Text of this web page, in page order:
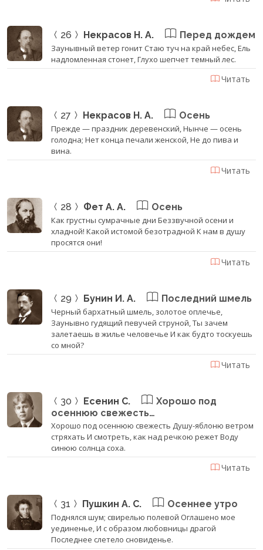
26 Некрасов Н. А. Перед дождем
Заунывный ветер гонит Стаю туч на край небес, Ель
надломленная стонет, Глухо шепчет темный лес.
Читать
27 Некрасов Н. А. Осень
Прежде — праздник деревенский, Нынче — осень
голодна; Нет конца печали женской, Не до пива и
вина.
Читать
28 Фет А. А. Осень
Как грустны сумрачные дни Беззвучной осени и
хладной! Какой истомой безотрадной К нам в душу
просятся они!
Читать
29 Бунин И. А. Последний шмель
Черный бархатный шмель, золотое оплечье,
Заунывно гудящий певучей струной, Ты зачем
залетаешь в жилье человечье И как будто тоскуешь
со мной?
Читать
30 Есенин С.
Хорошо под
осеннюю свежесть…
Хорошо под осеннюю свежесть Душу-яблоню ветром
стряхать И смотреть, как над речкою режет Воду
синюю солнца соха.
Читать
31 Пушкин А. С. Осеннее утро
Поднялся шум; свирелью полевой Оглашено мое
уединенье, И с образом любовницы драгой
Последнее слетело сновиденье.